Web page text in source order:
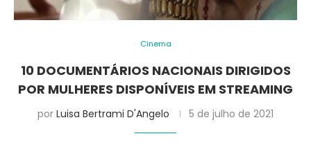
Cinema
10 DOCUMENTÁRIOS NACIONAIS DIRIGIDOS
POR MULHERES DISPONÍVEIS EM STREAMING
por Luisa Bertrami D'Angelo 5 de julho de 2021